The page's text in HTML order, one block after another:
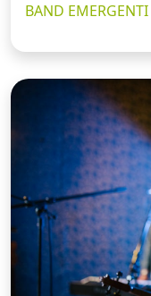
BAND EMERGENTI